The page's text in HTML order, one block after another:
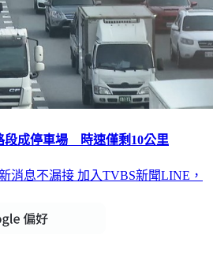
段成停車場 時速僅剩10公里
消息不漏接 加入TVBS新聞LINE，